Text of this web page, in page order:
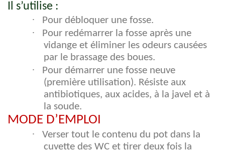
Il s’utilise :
·
Pour débloquer une fosse.
·
Pour redémarrer la fosse après une
vidange et éliminer les odeurs causées
par le brassage des boues.
·
Pour démarrer une fosse neuve
(première utilisation). Résiste aux
antibiotiques, aux acides, à la javel et à
la soude.
MODE D’EMPLOI
·
Verser tout le contenu du pot dans la
cuvette des WC et tirer deux fois la